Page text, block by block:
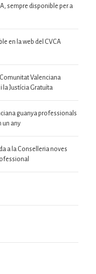
sempre disponible per a
en la web del CVCA
Comunitat Valenciana
la Justícia Gratuïta
guanya professionals
un any
a la Conselleria noves